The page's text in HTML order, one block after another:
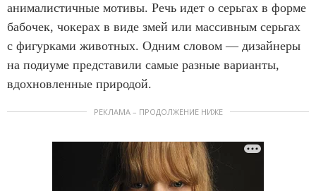
анималистичные мотивы. Речь идет о серьгах в форме
бабочек, чокерах в виде змей или массивным серьгах
с фигурками животных. Одним словом — дизайнеры
на подиуме представили самые разные варианты,
вдохновленные природой.
РЕКЛАМА – ПРОДОЛЖЕНИЕ НИЖЕ